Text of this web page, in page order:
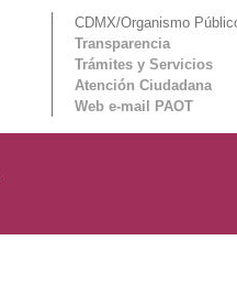
CDMX/Organismo
Transparencia
Trámites y Servicios
Atención Ciudadana
Web e-mail PAOT